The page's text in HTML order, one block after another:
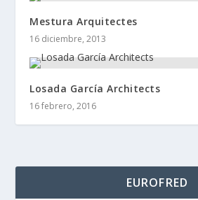
Mestura Arquitectes
16 diciembre, 2013
Losada García Architects
16 febrero, 2016
EUROFRED